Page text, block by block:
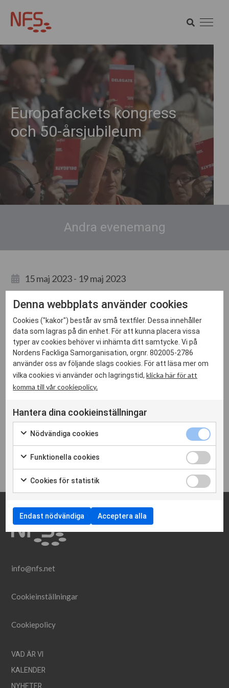
Europafackets kongress
och 50-årsjubileum
Andra evenemang
15 maj 2023 - 19 maj 2023
08:00 - 18:00
Kongressen ärEuropafacketshögsta beslutande organ. Vår
roll är att bidra till koordineringen mellan NFS
medlemsorganisationer. Läs mer om vår roll i europafackliga
sammanhang
.
Bild: Delegater och votering. Pariskongressen September 2019.
info@nfs.net
Cookieinställningar
Cookiepolicy
VAD ÄR VI
KALENDER
Denna webbplats använder cookies
Cookies ("kakor") består av små textfiler. Dessa innehåller
data som lagras på din enhet. För att kunna placera vissa
typer av cookies behöver vi inhämta ditt samtycke. Vi på
Nordens Fackliga Samorganisation, orgnr. 802005-2786
använder oss av följande slags cookies. För att läsa mer om
vilka cookies vi använder och lagringstid,klicka här för att
komma till vår cookiepolicy.
Hantera dina cookieinställningar
Nödvändiga cookies
Funktionella cookies
Cookies för statistik
Endast nödvändiga Acceptera alla